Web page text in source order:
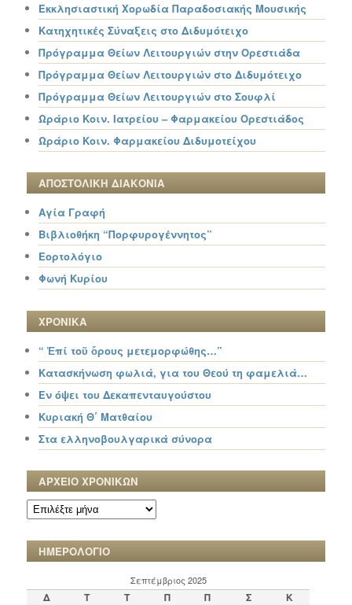
Εκκλησιαστική Χορωδία Παραδοσιακής Μουσικής
Κατηχητικές Σύναξεις στο Διδυμότειχο
Πρόγραμμα Θείων Λειτουργιών στην Ορεστιάδα
Πρόγραμμα Θείων Λειτουργιών στο Διδυμότειχο
Πρόγραμμα Θείων Λειτουργιών στο Σουφλί
Ωράριο Κοιν. Ιατρείου – Φαρμακείου Ορεστιάδος
Ωράριο Κοιν. Φαρμακείου Διδυμοτείχου
ΑΠΟΣΤΟΛΙΚΗ ΔΙΑΚΟΝΙΑ
Αγία Γραφή
Βιβλιοθήκη “Πορφυρογέννητος”
Εορτολόγιο
Φωνή Κυρίου
ΧΡΟΝΙΚΑ
“ Ἐπί τοῦ ὄρους μετεμορφώθης…”
Κατασκήνωση φωλιά, για του Θεού τη φαμελιά…
Εν όψει του Δεκαπενταυγούστου
Κυριακή Θ΄ Ματθαίου
Στα ελληνοβουλγαρικά σύνορα
ΑΡΧΕΙΟ ΧΡΟΝΙΚΩΝ
ΑΡΧΕΙΟ
ΧΡΟΝΙΚΩΝ
ΗΜΕΡΟΛΟΓΙΟ
Σεπτέμβριος 2025
Δ Τ Τ Π Π Σ
Κ